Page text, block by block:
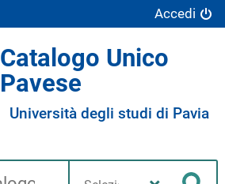
Accedi
Catalogo Unico
Pavese
Università degli studi di Pavia